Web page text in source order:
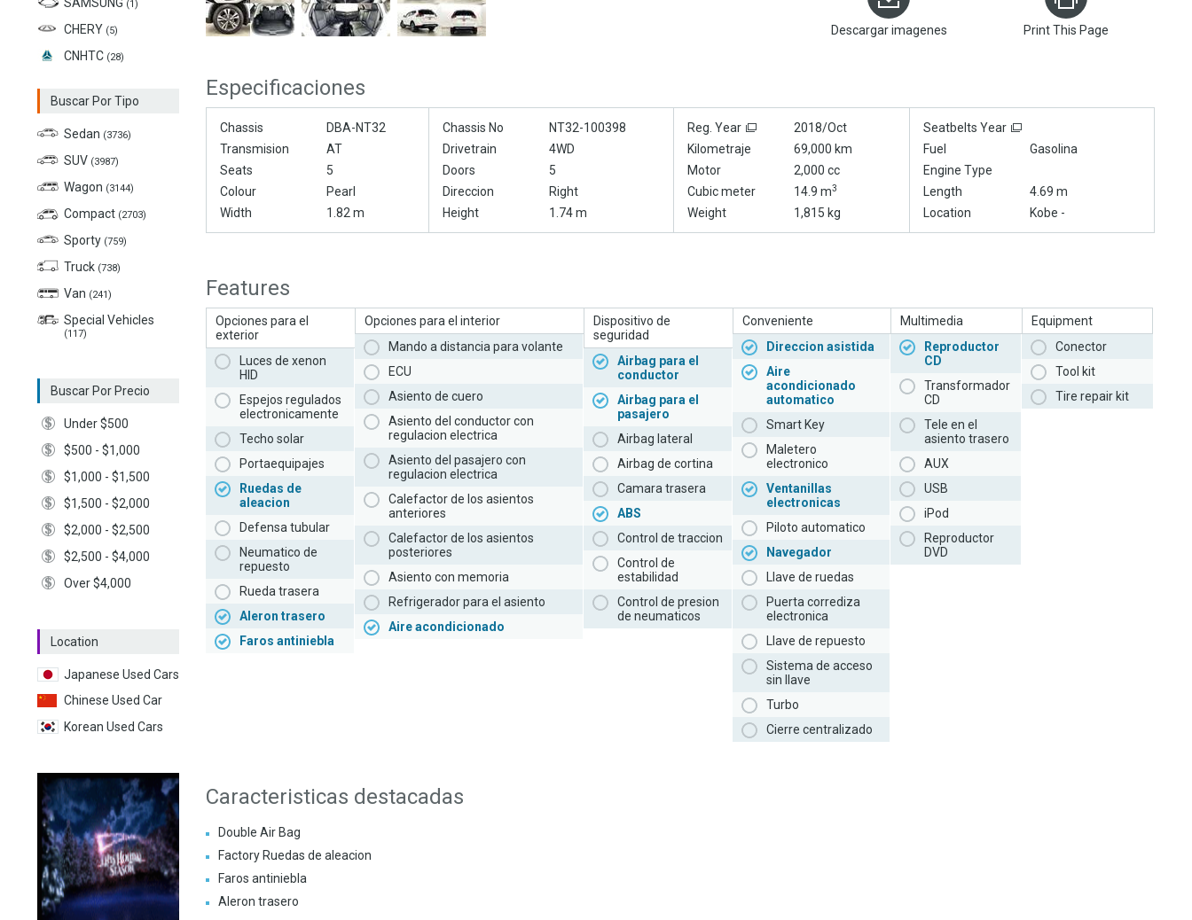
(1)
CHERY (5)
CNHTC (28)
Buscar Por Tipo
Sedan (3736)
SUV (3987)
Wagon (3144)
Compact (2703)
Sporty (759)
Truck (738)
Van (241)
Special Vehicles
(117)
Buscar Por Precio
Under $500
$500 - $1,000
$1,000 - $1,500
$1,500 - $2,000
$2,000 - $2,500
$2,500 - $4,000
Over $4,000
Location
Japanese Used Cars
Chinese Used Car
Korean Used Cars
Descargar imagenes Print This Page
Especificaciones
Chassis DBA-NT32 Chassis No NT32-100398 Reg. Year 2018/Oct
Seatbelts Year
Transmision
AT Drivetrain 4WD Kilometraje 69,000 km Fuel
Gasolina
Seats
5 Doors 5 Motor 2,000 cc
Engine Type
Colour
Pearl Direccion Right Cubic meter 14.9 m3 Length
4.69 m
Width
1.82 m Height 1.74 m Weight 1,815 kg Location Kobe -
Features
Opciones para el
exterior
Luces de xenon
HID
Espejos regulados
electronicamente
Techo solar
Portaequipajes
Ruedas de
aleacion
Defensa tubular
Neumatico de
repuesto
Rueda trasera
Aleron trasero
Faros antiniebla
Opciones para el interior
Mando a distancia para volante
ECU
Asiento de cuero
Asiento del conductor con
regulacion electrica
Asiento del pasajero con
regulacion electrica
Calefactor de los asientos
anteriores
Calefactor de los asientos
posteriores
Asiento con memoria
Refrigerador para el asiento
Aire acondicionado
Dispositivo de
seguridad
Airbag para el
conductor
Airbag para el
pasajero
Airbag lateral
Airbag de cortina
Camara trasera
ABS
Control de traccion
Control de
estabilidad
Control de presion
de neumaticos
Conveniente
Direccion asistida
Aire
acondicionado
automatico
Smart Key
Maletero
electronico
Ventanillas
electronicas
Piloto automatico
Navegador
Llave de ruedas
Puerta corrediza
electronica
Llave de repuesto
Sistema de acceso
sin llave
Turbo
Cierre centralizado
Multimedia
Reproductor
CD
Transformador
CD
Tele en el
asiento trasero
AUX
USB
iPod
Reproductor
DVD
Equipment
Conector
Tool kit
Tire repair kit
Caracteristicas destacadas
Double Air Bag
Factory Ruedas de aleacion
Faros antiniebla
Aleron trasero